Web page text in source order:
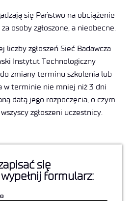
się Państwo na obciążenie
osoby zgłoszone, a nieobecne.
liczby zgłoszeń Sieć Badawcza
Instytut Technologiczny
zmiany terminu szkolenia lub
w terminie nie mniej niż 3 dni
datą jego rozpoczęcia, o czym
zgłoszeni uczestnicy.
się
formularz: